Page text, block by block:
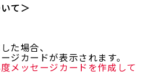
ありのみ すべて表示
て＞
た場合、
ジカードが表示されます。
メッセージカードを作成して